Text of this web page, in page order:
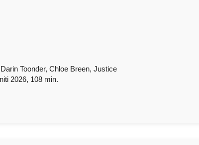
Toonder, Chloe Breen, Justice
2026, 108 min.